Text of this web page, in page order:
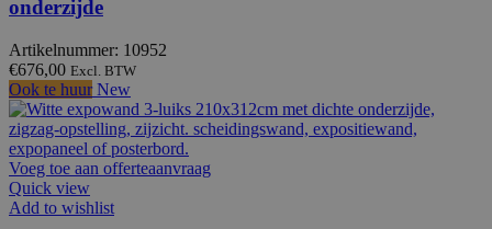
onderzijde
Artikelnummer: 10952
€676,00 Excl. BTW
Ook te huur New
Voeg toe aan offerteaanvraag
Quick view
Add to wishlist